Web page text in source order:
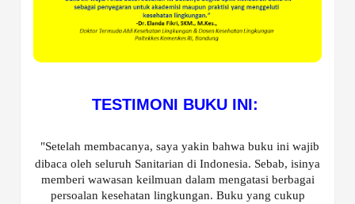
TESTIMONI BUKU INI:
"Setelah membacanya, saya yakin bahwa buku ini wajib
dibaca oleh seluruh Sanitarian di Indonesia. Sebab, isinya
memberi wawasan keilmuan dalam mengatasi berbagai
persoalan kesehatan lingkungan. Buku yang cukup